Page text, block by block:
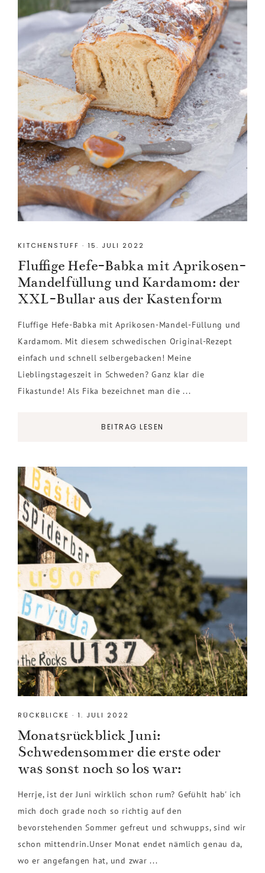
KITCHENSTUFF · 15. JULI 2022
Fluffige Hefe-Babka mit Aprikosen-
Mandelfüllung und Kardamom: der
XXL-Bullar aus der Kastenform
Fluffige Hefe-Babka mit Aprikosen-Mandel-Füllung und
Kardamom. Mit diesem schwedischen Original-Rezept
einfach und schnell selbergebacken! Meine
Lieblingstageszeit in Schweden? Ganz klar die
Fikastunde! Als Fika bezeichnet man die ...
BEITRAG LESEN
RÜCKBLICKE · 1. JULI 2022
Monatsrückblick Juni:
Schwedensommer die erste oder
was sonst noch so los war:
Herrje, ist der Juni wirklich schon rum? Gefühlt hab' ich
mich doch grade noch so richtig auf den
bevorstehenden Sommer gefreut und schwupps, sind wir
schon mittendrin.Unser Monat endet nämlich genau da,
wo er angefangen hat, und zwar ...